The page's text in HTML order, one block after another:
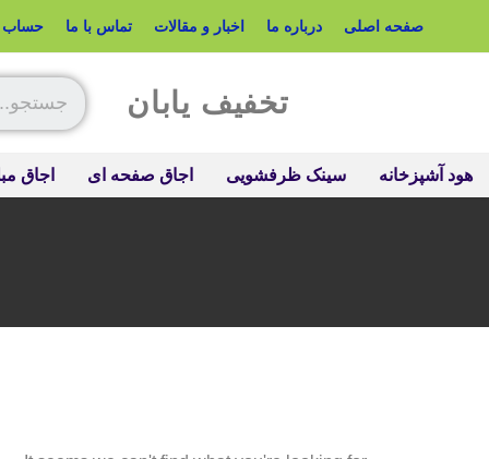
صفحه اصلی درباره ما اخبار و مقالات تماس با ما حساب
تخفیف یابان
هود آشپزخانه سینک ظرفشویی اجاق صفحه ای اجاق